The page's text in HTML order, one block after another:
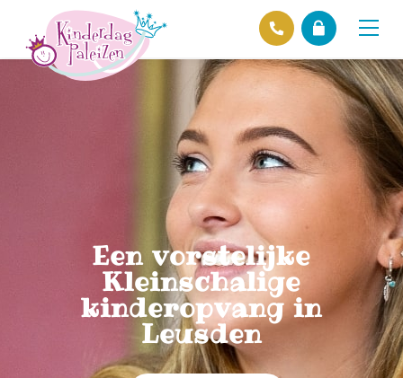
Een vorstelijke
Kleinschalige
kinderopvang in
Leusden